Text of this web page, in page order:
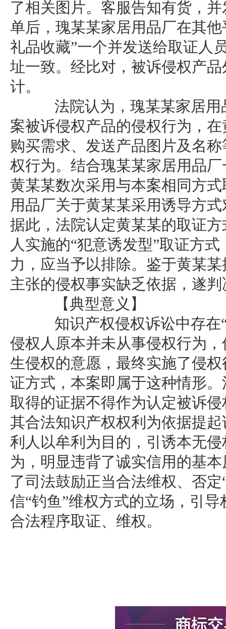
了相关图片。客服告知有货，
单后，瑰某某家居用品厂在其
礼品收藏”一个并发送给取证人
址一致。经比对，被诉侵权产
计。
法院认为，瑰某某家居用
案被诉侵权产品的侵权行为，
购买需求、发送产品图片及名
权行为。结合瑰某某家居用品
黄某某数次采用与本案相同方
用品厂关于黄某某采用诱导方
据此，法院认定黄某某的取证
人实施的“犯意诱发型”取证方
力，应当予以排除。鉴于黄某
主张的侵权事实缺乏依据，遂
【典型意义】
知识产权侵权诉讼中存在“
侵权人原本并未从事侵权行为
生侵权的意愿，最终实施了侵
证方式，本案即属于这种情形
取得的证据不得作为认定被诉
其合法知识产权权利为依据提
利人以牟利为目的，引诱本无
为，明显违背了诚实信用的基
了司法鼓励正当合法维权、否
信“钓鱼”维权方式的立场，引
合法程序取证、维权。